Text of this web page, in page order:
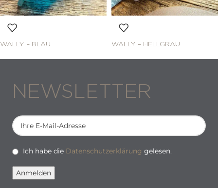
WALLY – BLAU WALLY – HELLGRAU
NEWSLETTER
Ich habe die Datenschutzerklärung gelesen.